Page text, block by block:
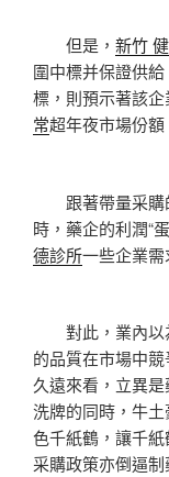
但是， 新竹
圍中標并保證供
標，則預示著該企
常超年夜市場份額
跟著帶量采購
時，藥企的利潤“
德診所一些企業需
對此，業內以
的品質在市場中
久遠來看，立異
洗牌的同時，牛
色千紙鶴，讓千
采購政策亦倒逼